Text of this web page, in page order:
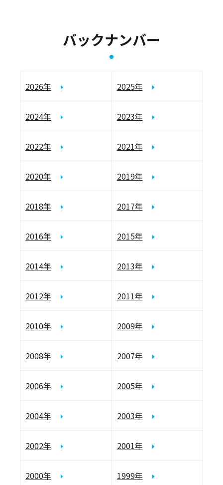
バックナンバー
2026年 2025年
2024年 2023年
2022年 2021年
2020年 2019年
2018年 2017年
2016年 2015年
2014年 2013年
2012年 2011年
2010年 2009年
2008年 2007年
2006年 2005年
2004年 2003年
2002年 2001年
2000年 1999年